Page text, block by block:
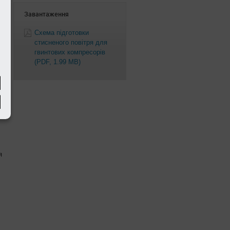
Завантаження
Схема підготовки
стисненого повітря для
гвинтових компресорів
(PDF, 1.99 MB)